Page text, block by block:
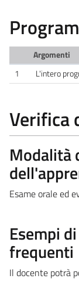
Argomenti
1
L'intero
Verifica
Modalità
Esame orale ed
Esempi
frequenti
Il docente potrà